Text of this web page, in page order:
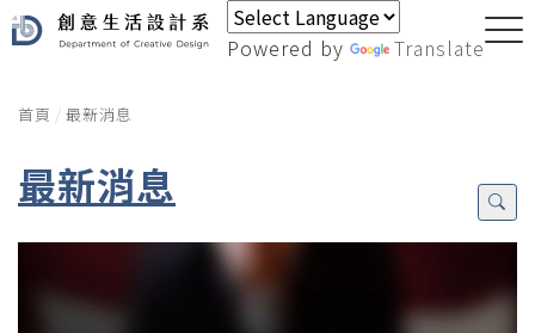
Powered by Translate
首頁 最新消息
最新消息